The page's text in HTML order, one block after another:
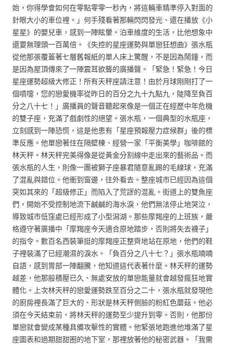
始，你得學會如何在零點零零一秒內，將這輛車精準停入對面的
針眼大小的車位裡。」何手殘看著那輛閃閃發光、還在播放《小
星星》的嬰兒車，感到一陣眩暈。泊車維度的生活，比他想象中
還要無理頭一百萬倍。《失控的星座運勢與單戀狂想曲》張水瓶
從他那張覆蓋著七層舊報紙的單人床上驚醒，不是因為鬧鐘，而
是因為屋頂傳來了一陣震耳欲聾的廣播聲。「緊急！緊急！今日
星座運勢超級大修正！所有天秤座請注意！由於月球剛剛打了一
個噴嚏，您的戀愛機率從昨日的百分之九十九點九，陡降至負百
分之八十七！」廣播員的聲音聽起來像是一個正在經歷中年危機
的雙子座，充滿了戲劇性的絕望。張水瓶，一個典型的水瓶座，
立刻感到一陣恐慌，這是他患有「星座預報壓力症候群」後的標
準反應。他單戀著住在隔壁棟、經營一家「平衡美學」咖啡館的
林天秤。林天秤完美得像是從黃金分割線中走出來的藝術品。而
張水瓶的人生，則像一團被獅子座暴君隨意亂踢的毛線球，充滿
了混亂與錯位。他衝到窗邊，往外看去。整座城市已經因為這個
突如其來的「超級修正」而陷入了荒謬的混亂。街道上的雙魚座
們，開始不受控制地流下鹹鹹的海水淚，他們無法停止地哭泣，
導致城市低窪處已經形成了小型潟湖。那些摩羯座的上班族，嚴
格遵守著廣播中「摩羯座今天適合原地踏步，否則將失去襪子」
的指令。數百名西裝筆挺的摩羯座正整齊地站在原地，他們的鞋
子裡裝滿了已經潮濕的淚水。「負百分之八十七？」張水瓶喃喃
自語，感到胃部一陣翻騰，他知道這代表著什麼。林天秤的運勢
越差，他那股積壓已久、無處安放的單戀能量就會越發瘋狂地實
體化。上次林天秤的戀愛運勢跌至百分之二十，張水瓶就發現他
的廚房裡長滿了巨大的、形狀是林天秤側臉的粉紅色蘑菇。他必
須在今天結束前，將林天秤的運勢至少提升到零。否則，他那份
單戀就會變成某種具備攻擊性的實體。他緊張地跑進他堆滿了星
座圖表和過期甜甜圈的地下室，那裡放著他的秘密武器。「我需